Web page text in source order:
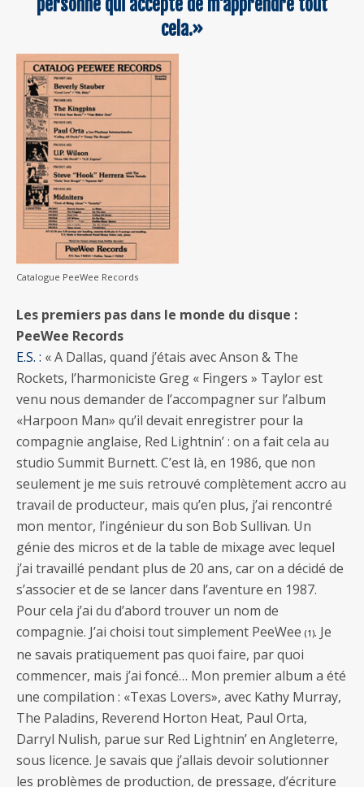
personne qui accepte de m’apprendre tout
cela.»
Catalogue PeeWee Records
Les premiers pas dans le monde du disque :
PeeWee Records
E.S. : « A Dallas, quand j’étais avec Anson & The
Rockets, l’harmoniciste Greg « Fingers » Taylor est
venu nous demander de l’accompagner sur l’album
«Harpoon Man» qu’il devait enregistrer pour la
compagnie anglaise, Red Lightnin’ : on a fait cela au
studio Summit Burnett. C’est là, en 1986, que non
seulement je me suis retrouvé complètement accro au
travail de producteur, mais qu’en plus, j’ai rencontré
mon mentor, l’ingénieur du son Bob Sullivan. Un
génie des micros et de la table de mixage avec lequel
j’ai travaillé pendant plus de 20 ans, car on a décidé de
s’associer et de se lancer dans l’aventure en 1987.
Pour cela j’ai du d’abord trouver un nom de
compagnie. J’ai choisi tout simplement PeeWee (1). Je
ne savais pratiquement pas quoi faire, par quoi
commencer, mais j’ai foncé… Mon premier album a été
une compilation : «Texas Lovers», avec Kathy Murray,
The Paladins, Reverend Horton Heat, Paul Orta,
Darryl Nulish, parue sur Red Lightnin’ en Angleterre,
sous licence. Je savais que j’allais devoir solutionner
les problèmes de production, de pressage, d’écriture